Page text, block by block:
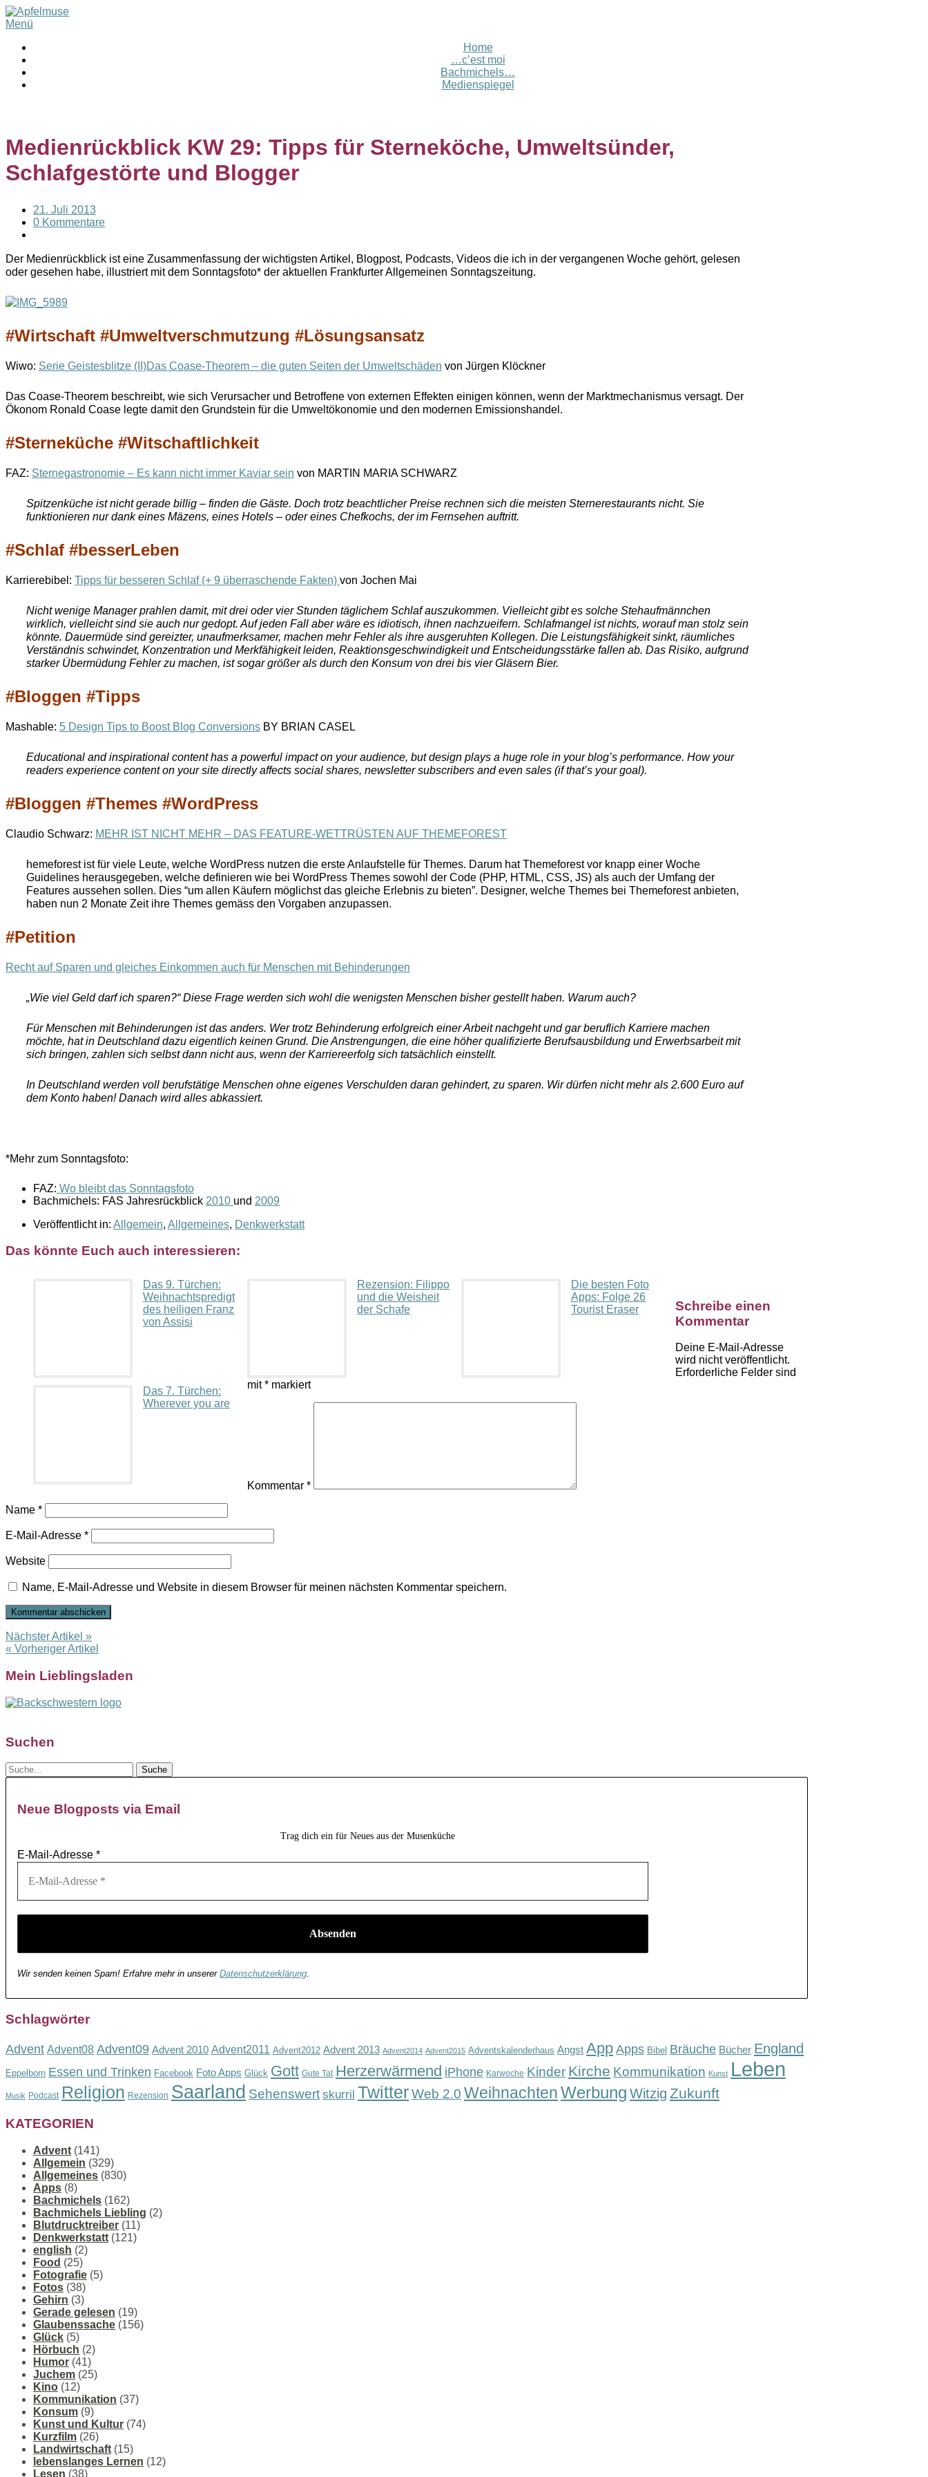
Menü
Home
…c’est moi
Bachmichels…
Medienspiegel
Medienrückblick KW 29: Tipps für Sterneköche, Umweltsünder,
Schlafgestörte und Blogger
21. Juli 2013
0 Kommentare
Der Medienrückblick ist eine Zusammenfassung der wichtigsten Artikel, Blogpost, Podcasts, Videos die ich in der vergangenen Woche gehört, gelesen
oder gesehen habe, illustriert mit dem Sonntagsfoto* der aktuellen Frankfurter Allgemeinen Sonntagszeitung.
#Wirtschaft #Umweltverschmutzung #Lösungsansatz
Wiwo: Serie Geistesblitze (II)Das Coase-Theorem – die guten Seiten der Umweltschäden von Jürgen Klöckner
Das Coase-Theorem beschreibt, wie sich Verursacher und Betroffene von externen Effekten einigen können, wenn der Marktmechanismus versagt. Der
Ökonom Ronald Coase legte damit den Grundstein für die Umweltökonomie und den modernen Emissionshandel.
#Sterneküche #Witschaftlichkeit
FAZ: Sternegastronomie – Es kann nicht immer Kaviar sein von MARTIN MARIA SCHWARZ
Spitzenküche ist nicht gerade billig – finden die Gäste. Doch trotz beachtlicher Preise rechnen sich die meisten Sternerestaurants nicht. Sie
funktionieren nur dank eines Mäzens, eines Hotels – oder eines Chefkochs, der im Fernsehen auftritt.
#Schlaf #besserLeben
Karrierebibel: Tipps für besseren Schlaf (+ 9 überraschende Fakten) von Jochen Mai
Nicht wenige Manager prahlen damit, mit drei oder vier Stunden täglichem Schlaf auszukommen. Vielleicht gibt es solche Stehaufmännchen
wirklich, vielleicht sind sie auch nur gedopt. Auf jeden Fall aber wäre es idiotisch, ihnen nachzueifern. Schlafmangel ist nichts, worauf man stolz sein
könnte. Dauermüde sind gereizter, unaufmerksamer, machen mehr Fehler als ihre ausgeruhten Kollegen. Die Leistungsfähigkeit sinkt, räumliches
Verständnis schwindet, Konzentration und Merkfähigkeit leiden, Reaktionsgeschwindigkeit und Entscheidungsstärke fallen ab. Das Risiko, aufgrund
starker Übermüdung Fehler zu machen, ist sogar größer als durch den Konsum von drei bis vier Gläsern Bier.
#Bloggen #Tipps
Mashable: 5 Design Tips to Boost Blog Conversions BY BRIAN CASEL
Educational and inspirational content has a powerful impact on your audience, but design plays a huge role in your blog’s performance. How your
readers experience content on your site directly affects social shares, newsletter subscribers and even sales (if that’s your goal).
#Bloggen #Themes #WordPress
Claudio Schwarz: MEHR IST NICHT MEHR – DAS FEATURE-WETTRÜSTEN AUF THEMEFOREST
hemeforest ist für viele Leute, welche WordPress nutzen die erste Anlaufstelle für Themes. Darum hat Themeforest vor knapp einer Woche
Guidelines herausgegeben, welche definieren wie bei WordPress Themes sowohl der Code (PHP, HTML, CSS, JS) als auch der Umfang der
Features aussehen sollen. Dies “um allen Käufern möglichst das gleiche Erlebnis zu bieten”. Designer, welche Themes bei Themeforest anbieten,
haben nun 2 Monate Zeit ihre Themes gemäss den Vorgaben anzupassen.
#Petition
Recht auf Sparen und gleiches Einkommen auch für Menschen mit Behinderungen
„Wie viel Geld darf ich sparen?“ Diese Frage werden sich wohl die wenigsten Menschen bisher gestellt haben. Warum auch?
Für Menschen mit Behinderungen ist das anders. Wer trotz Behinderung erfolgreich einer Arbeit nachgeht und gar beruflich Karriere machen
möchte, hat in Deutschland dazu eigentlich keinen Grund. Die Anstrengungen, die eine höher qualifizierte Berufsausbildung und Erwerbsarbeit mit
sich bringen, zahlen sich selbst dann nicht aus, wenn der Karriereerfolg sich tatsächlich einstellt.
In Deutschland werden voll berufstätige Menschen ohne eigenes Verschulden daran gehindert, zu sparen. Wir dürfen nicht mehr als 2.600 Euro auf
dem Konto haben! Danach wird alles abkassiert.
*Mehr zum Sonntagsfoto:
FAZ: Wo bleibt das Sonntagsfoto
Bachmichels: FAS Jahresrückblick 2010 und 2009
Veröffentlicht in: Allgemein, Allgemeines, Denkwerkstatt
Das könnte Euch auch interessieren:
Das 9. Türchen:
Weihnachtspredigt
des heiligen Franz
von Assisi
Rezension: Filippo
und die Weisheit
der Schafe
Die besten Foto
Apps: Folge 26
Tourist Eraser
Das 7. Türchen:
Wherever you are
Schreibe einen
Kommentar
Deine E-Mail-Adresse
wird nicht veröffentlicht.
Erforderliche Felder sind
mit* markiert
Kommentar *
Name *
E-Mail-Adresse *
Website
Name, E-Mail-Adresse und Website in diesem Browser für meinen nächsten Kommentar speichern.
Nächster Artikel »
« Vorheriger Artikel
Mein Lieblingsladen
Suchen
Neue Blogposts via Email
Trag dich ein für Neues aus der Musenküche
E-Mail-Adresse *
Wir senden keinen Spam! Erfahre mehr in unserer Datenschutzerklärung.
Schlagwörter
Advent Advent08 Advent09 Advent 2010 Advent2011 Advent2012 Advent 2013 Advent2014 Advent2015 Adventskalenderhaus Angst App Apps Bibel Bräuche Bücher England
Eppelborn Essen und Trinken Facebook Foto Apps Glück Gott Gute Tat Herzerwärmend iPhone Karwoche Kinder Kirche Kommunikation Kunst Leben
Musik Podcast Religion Rezension Saarland Sehenswert skurril TwitterWeb 2.0 WeihnachtenWerbung Witzig Zukunft
KATEGORIEN
Advent (141)
Allgemein (329)
Allgemeines (830)
Apps (8)
Bachmichels (162)
Bachmichels Liebling (2)
Blutdrucktreiber (11)
Denkwerkstatt (121)
english (2)
Food (25)
Fotografie (5)
Fotos (38)
Gehirn (3)
Gerade gelesen (19)
Glaubenssache (156)
Glück (5)
Hörbuch (2)
Humor (41)
Juchem (25)
Kino (12)
Kommunikation (37)
Konsum (9)
Kunst und Kultur (74)
Kurzfilm (26)
Landwirtschaft (15)
lebenslanges Lernen (12)
Lesen (38)